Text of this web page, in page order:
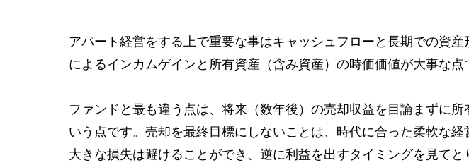
アパート経営をする上で重要な事はキャッシュフローと長期での資
によるインカムゲインと所有資産（含み資産）の時価価値が大事な点
ファンドと最も違う点は、将来（数年後）の売却収益を目論まずに
いう点です。売却を最終目標にしないことは、時代に合った柔軟な
大きな損失は避けることができ、逆に利益を出すタイミングを見て